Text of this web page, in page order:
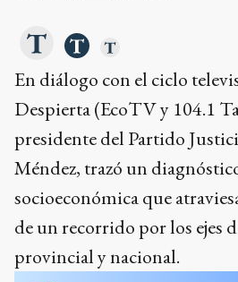
presidente del Partido
Méndez, trazó un
socioeconómica que
de un recorrido por los ejes
provincial y nacional.
¿qué querés saber?
¿Qué está pasando con el
ciudad?